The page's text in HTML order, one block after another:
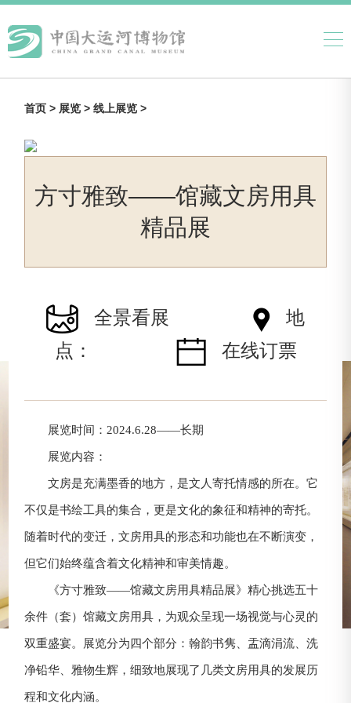
首页 > 展览 >线上展览 >
方寸雅致——馆藏文房用具
精品展
全景看展
地
点：
在线订票
展览时间：2024.6.28——长期
展览内容：
文房是充满墨香的地方，是文人寄托情感的所在。它
不仅是书绘工具的集合，更是文化的象征和精神的寄托。
随着时代的变迁，文房用具的形态和功能也在不断演变，
但它们始终蕴含着文化精神和审美情趣。
《方寸雅致——馆藏文房用具精品展》精心挑选五十
余件（套）馆藏文房用具，为观众呈现一场视觉与心灵的
双重盛宴。展览分为四个部分：翰韵书隽、盂滴涓流、洗
净铅华、雅物生辉，细致地展现了几类文房用具的发展历
程和文化内涵。